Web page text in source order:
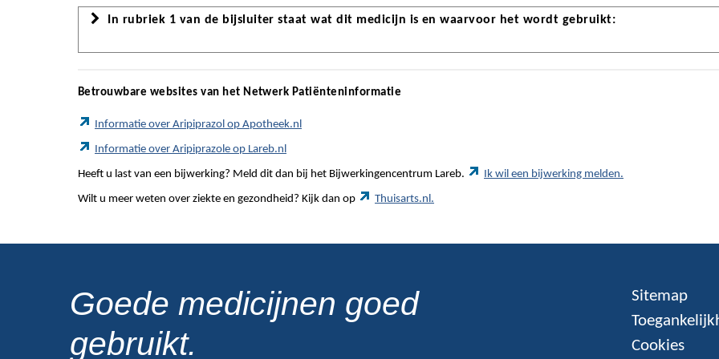
In rubriek 1 van de bijsluiter staat wat dit medicijn is en waarvoor het wordt gebruikt:
Betrouwbare websites van het Netwerk Patiënteninformatie
Informatie over Aripiprazol op Apotheek.nl
Informatie over Aripiprazole op Lareb.nl
Heeft u last van een bijwerking? Meld dit dan bij het Bijwerkingencentrum Lareb. Ik wil een bijwerking melden.
Wilt u meer weten over ziekte en gezondheid? Kijk dan op Thuisarts.nl.
Goede medicijnen goed
gebruikt.
Sitemap
Cookies